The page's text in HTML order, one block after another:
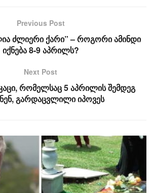
Previous Post
ძლიერი ქარი” – როგორი ამინდი
იქნება 8-9 აპრილს?
Next Post
რომელსაც 5 აპრილის შემდეგ
გარდაცვლილი იპოვეს